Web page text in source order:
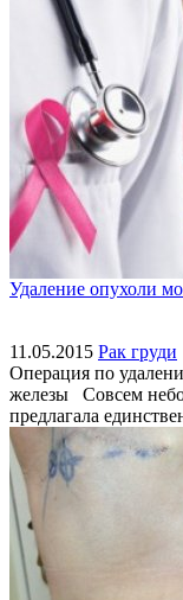
Удаление опухоли
11.05.2015 Рак груди
Операция по
железы Совсем
предлагала